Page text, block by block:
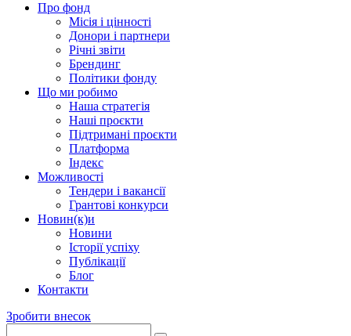
Про фонд
Місія і цінності
Донори і партнери
Річні звіти
Брендинг
Політики фонду
Що ми робимо
Наша стратегія
Наші проєкти
Підтримані проєкти
Платформа
Індекс
Можливості
Тендери і вакансії
Грантові конкурси
Новин(к)и
Новини
Історії успіху
Публікації
Блог
Контакти
Зробити внесок